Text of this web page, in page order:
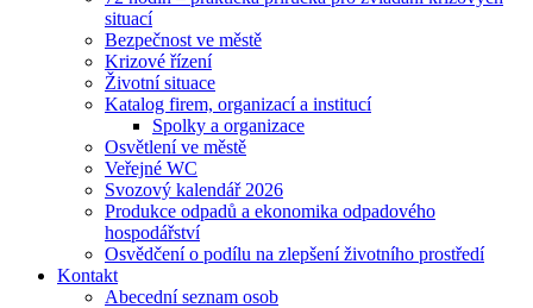
situací
Bezpečnost ve městě
Krizové řízení
Životní situace
Katalog firem, organizací a institucí
Spolky a organizace
Osvětlení ve městě
Veřejné WC
Svozový kalendář 2026
Produkce odpadů a ekonomika odpadového
hospodářství
Osvědčení o podílu na zlepšení životního prostředí
Kontakt
Abecední seznam osob